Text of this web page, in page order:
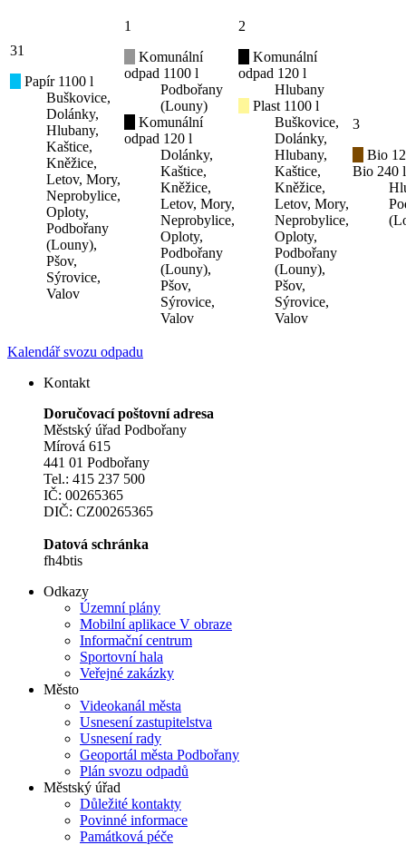
31
Papír 1100 l
Buškovice,
Dolánky,
Hlubany,
Kaštice,
Kněžice,
Letov, Mory,
Neprobylice,
Oploty,
Podbořany
(Louny),
Pšov,
Sýrovice,
Valov
1
Komunální
odpad 1100 l
Podbořany
(Louny)
Komunální
odpad 120 l
Dolánky,
Kaštice,
Kněžice,
Letov, Mory,
Neprobylice,
Oploty,
Podbořany
(Louny),
Pšov,
Sýrovice,
Valov
2
Komunální
odpad 120 l
Hlubany
Plast 1100 l
Buškovice,
Dolánky,
Hlubany,
Kaštice,
Kněžice,
Letov, Mory,
Neprobylice,
Oploty,
Podbořany
(Louny),
Pšov,
Sýrovice,
Valov
3
Bio
Bio 240 l
Kalendář svozu odpadu
Kontakt
Doručovací poštovní adresa
Městský úřad Podbořany
Mírová 615
441 01 Podbořany
Tel.: 415 237 500
IČ: 00265365
DIČ: CZ00265365
Datová schránka
fh4btis
Odkazy
Územní plány
Mobilní aplikace V obraze
Informační centrum
Sportovní hala
Veřejné zakázky
Město
Videokanál města
Usnesení zastupitelstva
Usnesení rady
Geoportál města Podbořany
Plán svozu odpadů
Městský úřad
Důležité kontakty
Povinné informace
Památková péče